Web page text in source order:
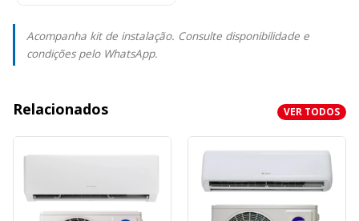
Acompanha kit de instalação. Consulte disponibilidade e
condições pelo WhatsApp.
Relacionados VER TODOS